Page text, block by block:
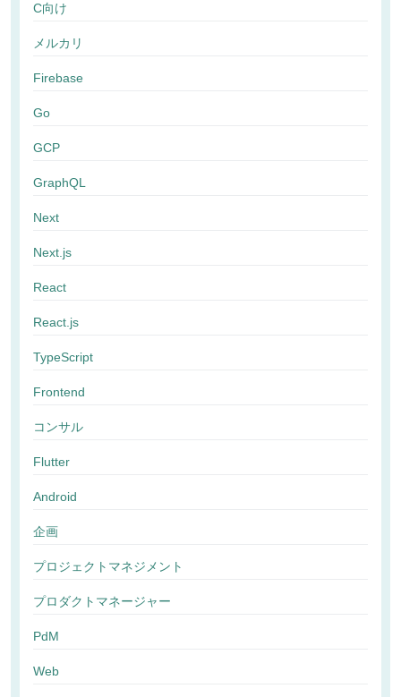
C向け
メルカリ
Firebase
Go
GCP
GraphQL
Next
Next.js
React
React.js
TypeScript
Frontend
コンサル
Flutter
Android
企画
プロジェクトマネジメント
プロダクトマネージャー
PdM
Web